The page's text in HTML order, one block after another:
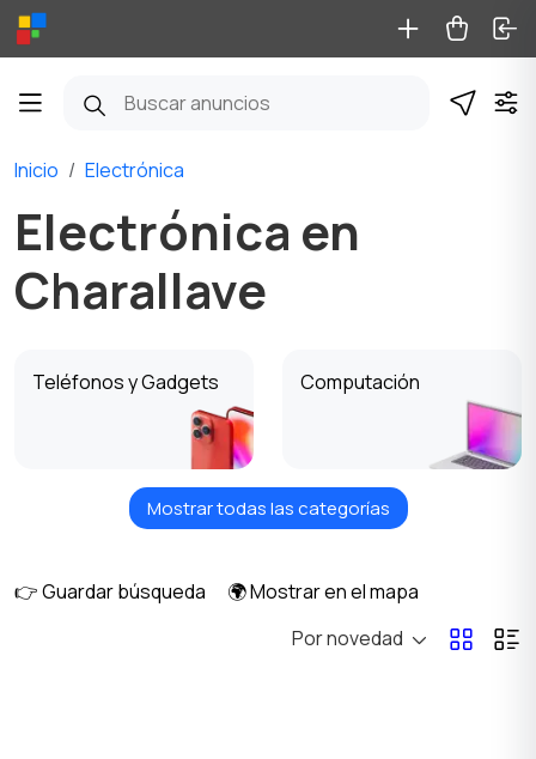
Inicio Electrónica
Electrónica en
Charallave
Teléfonos y Gadgets Computación
TV, audio, video
Cámaras de foto y
Mostrar todas las categorías
👉 Guardar búsqueda
🌍 Mostrar en el mapa
Por novedad